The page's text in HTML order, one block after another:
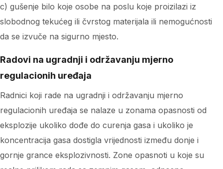
c) gušenje bilo koje osobe na poslu koje proizilazi iz
slobodnog tekućeg ili čvrstog materijala ili nemogućnosti
da se izvuče na sigurno mjesto.
Radovi na ugradnji i održavanju mjerno
regulacionih uređaja
Radnici koji rade na ugradnji i održavanju mjerno
regulacionih uređaja se nalaze u zonama opasnosti od
eksplozije ukoliko dođe do curenja gasa i ukoliko je
koncentracija gasa dostigla vrijednosti između donje i
gornje grance eksplozivnosti. Zone opasnoti u koje su